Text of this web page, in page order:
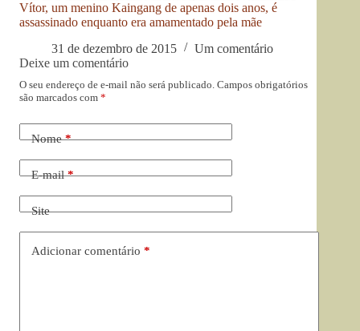
Vítor, um menino Kaingang de apenas dois anos, é
assassinado enquanto era amamentado pela mãe
31 de dezembro de 2015
Um comentário
Deixe um comentário
O seu endereço de e-mail não será publicado. Campos obrigatórios
são marcados com *
Nome*
E-mail*
Site
Adicionar comentário *